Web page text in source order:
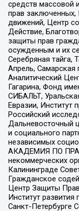
средств массовой
прав заключенных,
движений, Центр
Действие,
защиты прав
осужденным и их
Серебряная тайга,
Апрель, Самарская
Аналитический
Гагарина, Фонд
СИБАЛЬТ,
Евразии, Институт
Российский
Дальневосточный
и социального
независимых
АКАДЕМИЯ ПО
некоммерческих
Калининграде
Гражданское
Центр Защиты
Институт
Санкт-Петербурге